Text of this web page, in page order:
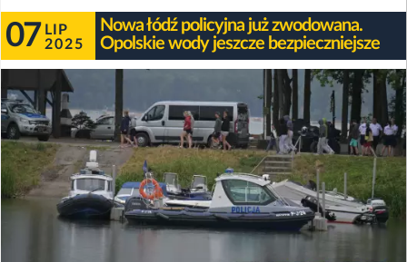
07 LIP
2025
Nowa łódź policyjna już zwodowana.
Opolskie wody jeszcze bezpieczniejsze